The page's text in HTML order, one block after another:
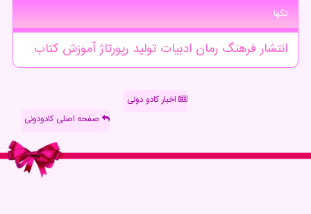
تگها
انتشار فرهنگ رمان ادبیات تولید رپورتاژآموزشكتاب
اخبار کادو دونی
صفحه اصلی کادودونی